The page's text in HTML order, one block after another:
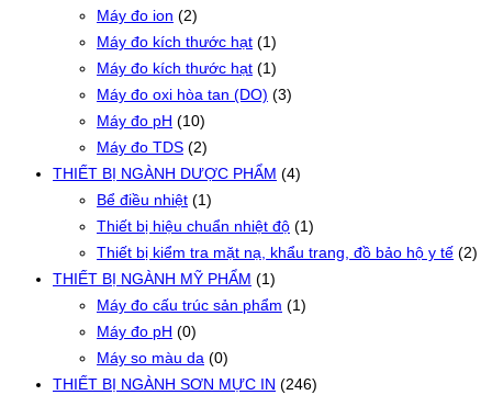
Máy đo ion (2)
Máy đo kích thước hạt (1)
Máy đo kích thước hạt (1)
Máy đo oxi hòa tan (DO) (3)
Máy đo pH (10)
Máy đo TDS (2)
THIẾT BỊ NGÀNH DƯỢC PHẨM (4)
Bể điều nhiệt (1)
Thiết bị hiệu chuẩn nhiệt độ (1)
Thiết bị kiểm tra mặt nạ, khẩu trang, đồ bảo hộ y tế (2)
THIẾT BỊ NGÀNH MỸ PHẨM (1)
Máy đo cấu trúc sản phẩm (1)
Máy đo pH (0)
Máy so màu da (0)
THIẾT BỊ NGÀNH SƠN MỰC IN (246)